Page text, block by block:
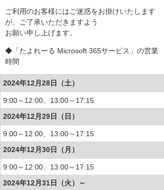
ご利用のお客様にはご迷惑をお掛けいたします
が、ご了承いただきますよう
お願い申し上げます。
◆「たよれーる Microsoft 365サービス」の営業
時間
2024年12月28日（土）
9:00～12:00、13:00～17:15
2024年12月29日（日）
9:00～12:00、13:00～17:15
2024年12月30日（月）
9:00～12:00、13:00～17:15
2024年12月31日（火）～